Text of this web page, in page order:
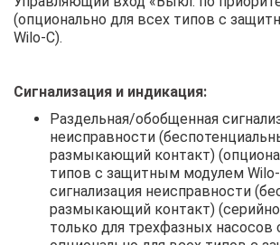
(опционально для всех типов с
Wilo-C).
Сигнализация и индикация:
Раздельная/обобщенная
неисправности
размыкающий контакт)
типов с защитным модулем
сигнализация неисправности
размыкающий контакт)
только для трехфазных насосов